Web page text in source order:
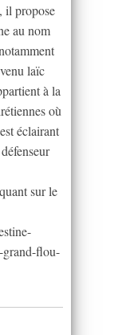
il propose
au nom
laïc
à la
où
éclairant
sur le
grand-flou-